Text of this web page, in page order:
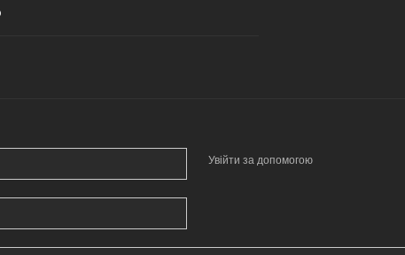
Увійти за допомогою